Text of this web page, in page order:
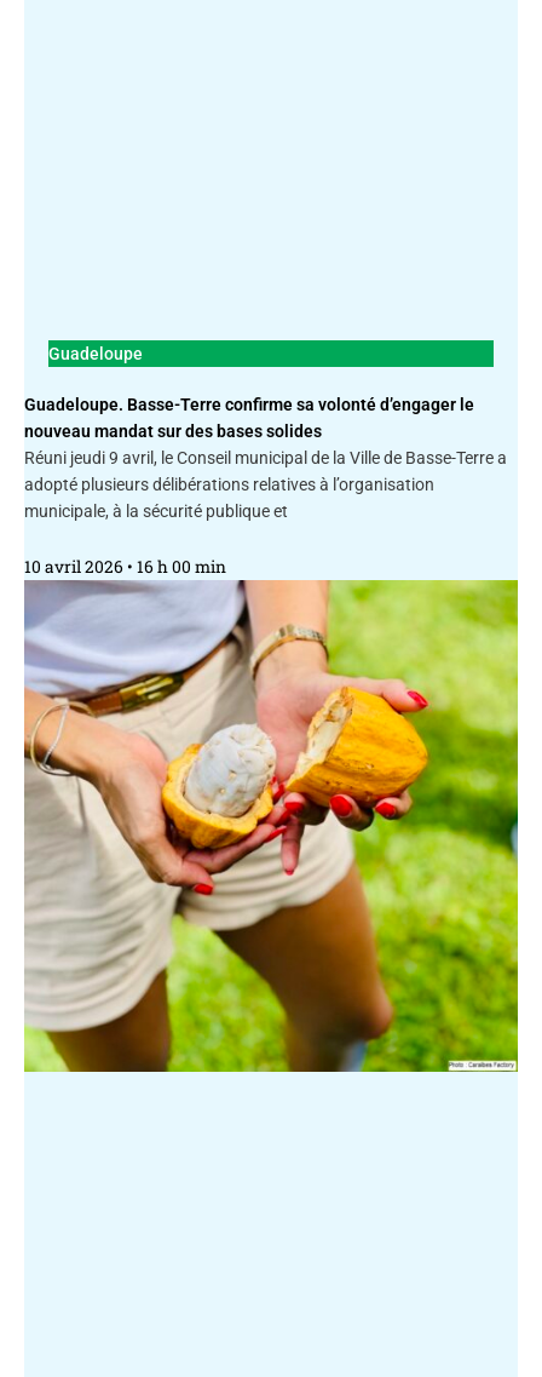
Guadeloupe
Guadeloupe. Basse-Terre confirme sa volonté d’engager le
nouveau mandat sur des bases solides
Réuni jeudi 9 avril, le Conseil municipal de la Ville de Basse-Terre a
adopté plusieurs délibérations relatives à l’organisation
municipale, à la sécurité publique et
10 avril 2026 16 h 00 min